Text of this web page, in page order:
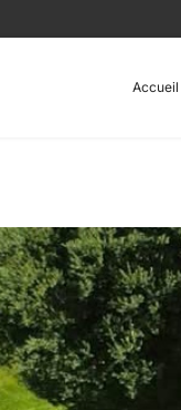
Accueil